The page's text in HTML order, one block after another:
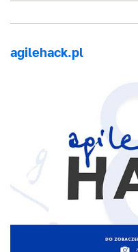
agilehack.pl